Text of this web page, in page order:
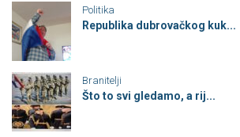
Politika
Republika dubrovačkog kuk...
Branitelji
Što to svi gledamo, a rij...